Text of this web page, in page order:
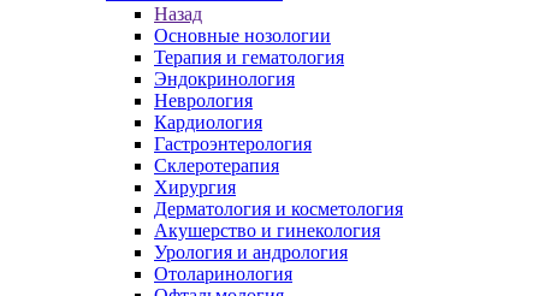
Назад
Основные нозологии
Терапия и гематология
Эндокринология
Неврология
Кардиология
Гастроэнтерология
Склеротерапия
Хирургия
Дерматология и косметология
Акушерство и гинекология
Урология и андрология
Отоларинология